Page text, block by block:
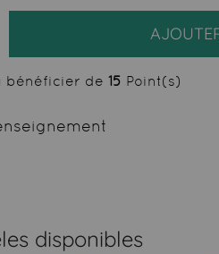
bénéficier de 15 Point(s)
disponibles